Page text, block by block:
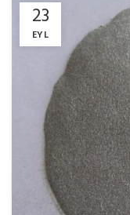
23
EYL